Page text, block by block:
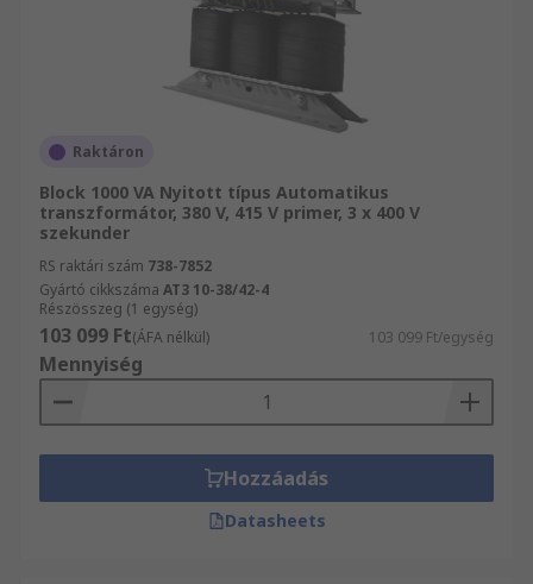
Raktáron
Block 1000 VA Nyitott típus Automatikus
transzformátor, 380 V, 415 V primer, 3 x 400 V
szekunder
RS raktári szám 738-7852
Gyártó cikkszáma AT3 10-38/42-4
Részösszeg (1 egység)
103 099 Ft(ÁFA nélkül) 103 099 Ft/egység
Mennyiség
Hozzáadás
Datasheets